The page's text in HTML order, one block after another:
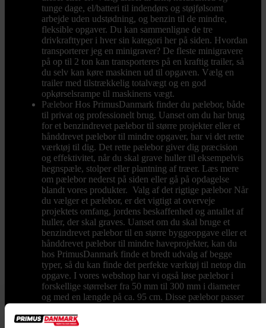
tunge dage, el/batteri til indendørs og støjfølsomt
arbejde uden udstødning, og benzin til de mindre,
fleksible opgaver. Du kan sammenligne de tre
drivkrafttyper i hver sin kategori her på siden. Hvordan
transporterer jeg en minigraver? De fleste minigravere
på op til 2 ton kan transporteres på en kraftig trailer, så
du selv kan køre maskinen ud til opgaven. Vælg en
trailer med tilstrækkelig totalvægt og en god
opkørselsrampe til maskinens vægt.
Pælebor Hos PrimusDanmark finder du pælebor, både
til privat og professionelt brug. Uanset om du har brug
for et benzindrevet pælebor til større projekter eller et
hånddrevet pælebor til mindre opgaver, har vi det rette
værktøj til dig. Det rette pælebor giver dig præcision
og effektivitet, når du skal grave huller til eksempelvis
hegnspæle, stolper eller plantning af træer. Læs mere
om pælebor nederst på siden eller gå på opdagelse
blandt vores produkter. Valg af det rigtige pælebor Når
du vælger et pælebor, er det vigtigt at overveje
projektets omfang, jordens beskaffenhed og antallet af
huller, der skal graves. Uanset om du skal bruge et
benzindrevet pælebor til en større byggeopgave eller et
hånddrevet pælebor til mindre haveprojekter, kan du
hos PrimusDanmark finde et bredt udvalg af begge
typer, så du kan finde det perfekte værktøj til netop din
opgave. I vores webshop har vi også løse pælebor i
forskellige størrelser fra 50 mm til 300 mm i diameter
og med en længde på ca. 95 cm. Disse pælebor passer
mandsbetjente og 2-mandsbetjente modeller. Til større